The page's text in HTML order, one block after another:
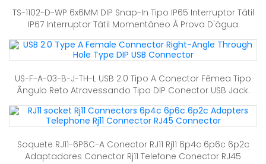
TS-1102-D-WP 6x6MM DIP Snap-In Tipo IP65 Interruptor Tátil
IP67 Interruptor Tátil Momentâneo À Prova D'água
US-F-A-03-B-J-TH-L USB 2.0 Tipo A Conector Fêmea Tipo
Ângulo Reto Atravessando Tipo DIP Conector USB Jack.
Soquete RJ11-6P6C-A Conector RJ11 Rj11 6p4c 6p6c 6p2c
Adaptadores Conector Rj11 Telefone Conector RJ45